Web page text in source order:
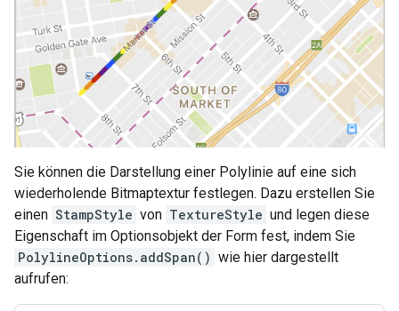
Sie können die Darstellung einer Polylinie auf eine sich
wiederholende Bitmaptextur festlegen. Dazu erstellen Sie
einen StampStyle von TextureStyle und legen diese
Eigenschaft im Optionsobjekt der Form fest, indem Sie
PolylineOptions.addSpan() wie hier dargestellt
aufrufen: